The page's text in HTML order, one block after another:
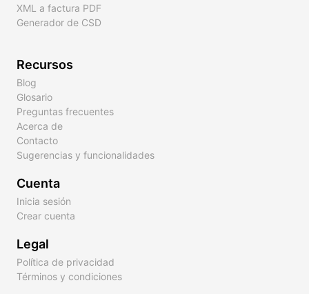
XML a factura PDF
Generador de CSD
Recursos
Blog
Glosario
Preguntas frecuentes
Acerca de
Contacto
Sugerencias y funcionalidades
Cuenta
Inicia sesión
Crear cuenta
Legal
Política de privacidad
Términos y condiciones